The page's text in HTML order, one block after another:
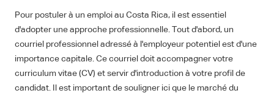
Pour postuler à un emploi au Costa Rica, il est essentiel
d'adopter une approche professionnelle. Tout d'abord, un
courriel professionnel adressé à l'employeur potentiel est d'une
importance capitale. Ce courriel doit accompagner votre
curriculum vitae (CV) et servir d'introduction à votre profil de
candidat. Il est important de souligner ici que le marché du